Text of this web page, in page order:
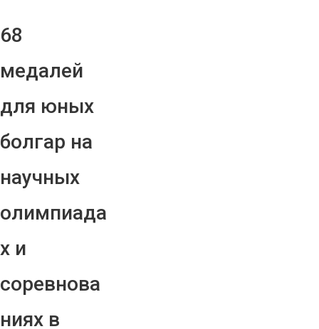
68
медалей
для юных
болгар на
научных
олимпиада
х и
соревнова
ниях в